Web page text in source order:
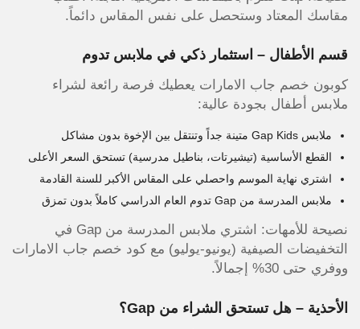
مقاسك المعتاد وستحصل على نفس المقاس دائماً.
قسم الأطفال – استثمار ذكي في ملابس تدوم
كوبون خصم جاب الامارات يعطيك فرصة رائعة لشراء
ملابس أطفال بجودة عالية:
ملابس Gap Kids متينة جداً وتنتقل بين الإخوة بدون مشاكل
القطع الأساسية (تيشيرتات، بناطيل مدرسية) تستحق السعر الأعلى
اشتري نهاية الموسم واحصلي على المقاس الأكبر للسنة القادمة
ملابس المدرسة من Gap تدوم العام الدراسي كاملاً بدون تمزق
نصيحة للأمهات: اشتري ملابس المدرسة من Gap في
التخفيضات الصيفية (يونيو-يوليو) مع كود خصم جاب الامارات
ووفري حتى 30% إجمالاً.
الأحذية – هل تستحق الشراء من Gap؟